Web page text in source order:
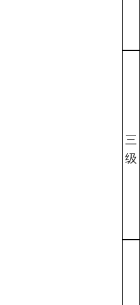
三
级